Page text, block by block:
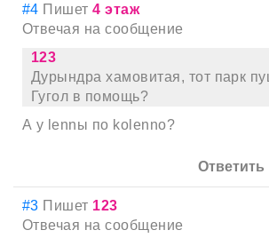
#4 Пишет4 этаж
Отвечая на сообщение
123
Дурындра хамовитая, тот парк
Гугол в помощь?
А у lennы по kolenno?
Ответить
#3 Пишет 123
Отвечая на сообщение